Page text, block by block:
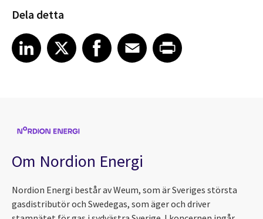
Dela detta
Share article on LinkedIn
LinkedIn
Share article on XShare article on Facebook
Facebook
Share article on Email
EmailShare article on Print
Om Nordion Energi
Nordion Energi består av Weum, som är Sveriges största
gasdistributör och Swedegas, som äger och driver